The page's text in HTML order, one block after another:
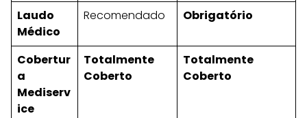
Laudo
Médico
Recomendado Obrigatório
Cobertur
a
Mediserv
ice
Totalmente
Coberto
Totalmente
Coberto